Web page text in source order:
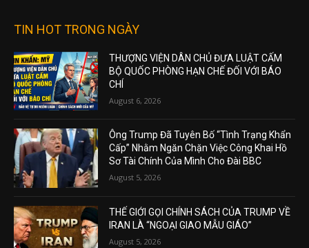
TIN HOT TRONG NGÀY
THƯỢNG VIỆN DÂN CHỦ ĐƯA LUẬT CẤM
BỘ QUỐC PHÒNG HẠN CHẾ ĐỐI VỚI BÁO
CHÍ
August 6, 2026
Ông Trump Đã Tuyên Bố “Tình Trạng Khẩn
Cấp” Nhằm Ngăn Chặn Việc Công Khai Hồ
Sơ Tài Chính Của Mình Cho Đài BBC
August 5, 2026
THẾ GIỚI GỌI CHÍNH SÁCH CỦA TRUMP VỀ
IRAN LÀ “NGOẠI GIAO MẪU GIÁO”
August 5, 2026